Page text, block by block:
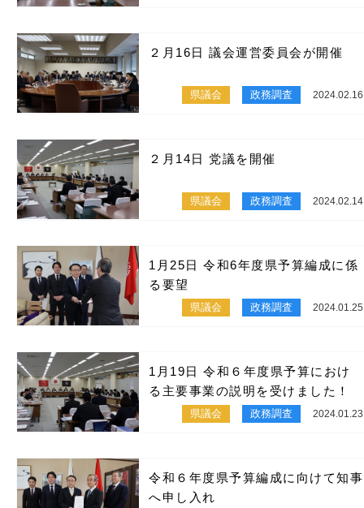
２月16日 議会運営委員会が開催
県議会 政務調査 2024.02.16
２月14日 党議を開催
県議会 政務調査 2024.02.14
1月25日 令和6年度県予算編成に係
る要望
県議会 政務調査 2024.01.25
1月19日 令和６年度県予算におけ
る主要事業の説明を受けました！
県議会 政務調査 2024.01.23
令和６年度県予算編成に向けて知事
へ申し入れ